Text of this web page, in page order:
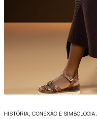
história, conexão e simbologia.